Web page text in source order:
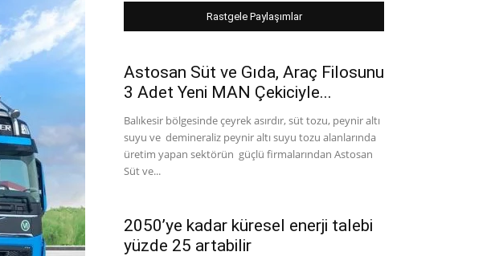
Rastgele Paylaşımlar
Astosan Süt ve Gıda, Araç Filosunu
3 Adet Yeni MAN Çekiciyle...
Balıkesir bölgesinde çeyrek asırdır, süt tozu, peynir altı
suyu ve demineraliz peynir altı suyu tozu alanlarında
üretim yapan sektörün güçlü firmalarından Astosan
Süt ve...
2050’ye kadar küresel enerji talebi
yüzde 25 artabilir